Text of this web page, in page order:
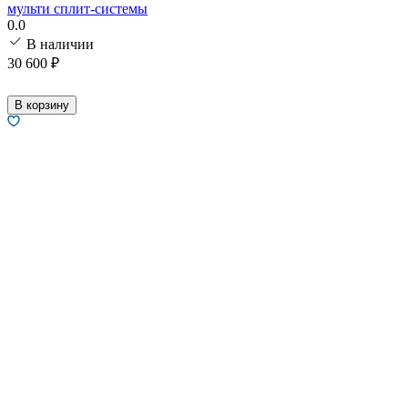
мульти сплит-системы
0.0
В наличии
30 600 ₽
В корзину